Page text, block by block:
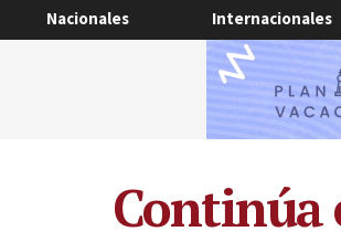
Nacionales Internacionales
Continúa